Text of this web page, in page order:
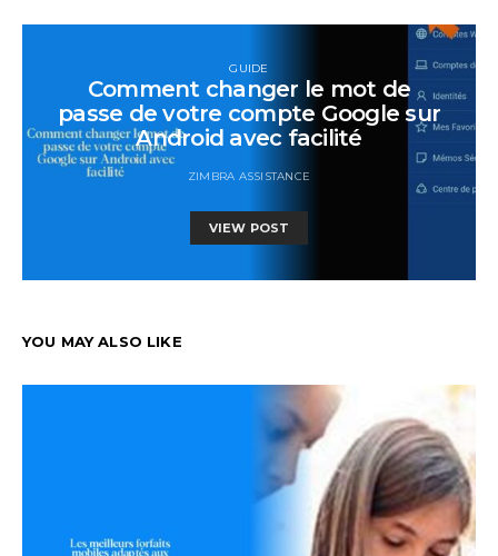
GUIDE
Comment changer le mot de
passe de votre compte Google sur
Android avec facilité
ZIMBRA ASSISTANCE
VIEW POST
YOU MAY ALSO LIKE